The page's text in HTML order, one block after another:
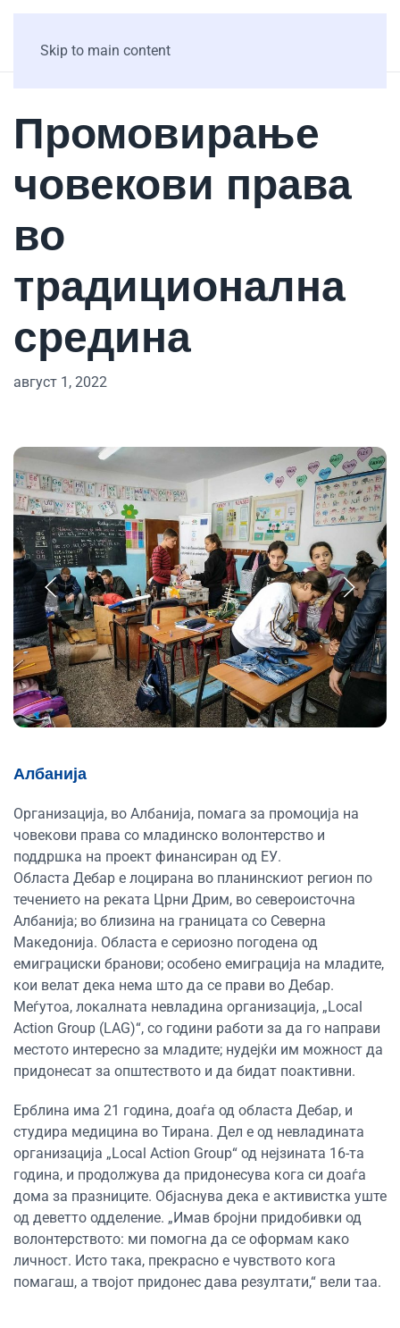
Skip to main content
Промовирање
човекови права
во
традиционална
средина
август 1, 2022
Албанија
Организација, во Албанија, помага за промоција на
човекови права со младинско волонтерство и
поддршка на проект финансиран од ЕУ.
Областа Дебар е лоцирана во планинскиот регион по
течението на реката Црни Дрим, во североисточна
Албанија; во близина на границата со Северна
Македонија. Областа е сериозно погодена од
емиграциски бранови; особено емиграција на младите,
кои велат дека нема што да се прави во Дебар.
Меѓутоа, локалната невладина организација, „Local
Action Group (LAG)“, со години работи за да го направи
местото интересно за младите; нудејќи им можност да
придонесат за општеството и да бидат поактивни.
Ерблина има 21 година, доаѓа од областа Дебар, и
студира медицина во Тирана. Дел е од невладината
организација „Local Action Group“ од нејзината 16-та
година, и продолжува да придонесува кога си доаѓа
дома за празниците. Објаснува дека е активистка уште
од деветто одделение. „Имав бројни придобивки од
волонтерството: ми помогна да се оформам како
личност. Исто така, прекрасно е чувството кога
помагаш, а твојот придонес дава резултати,“ вели таа.